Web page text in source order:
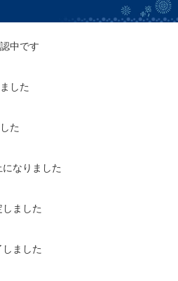
中です
した
た
なりました
ました
ました